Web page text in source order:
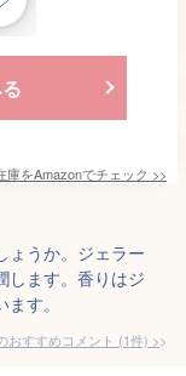
庫をAmazonでチェック >>
ょうか。ジェラー
します。香りはジ
す。
おすすめコメント (1件) >